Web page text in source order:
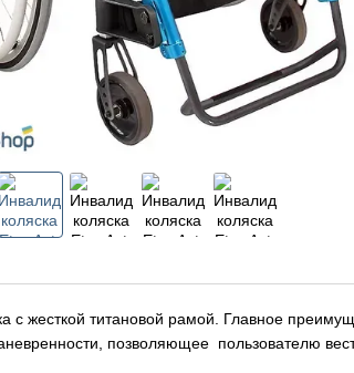
c жесткой титановой рамой. Главное
позволяющее пользователю